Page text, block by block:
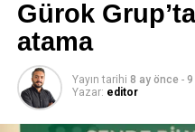
editor
Gürok
atama
Yayın tarihi 8 ay önce - 9
Yazar: editor